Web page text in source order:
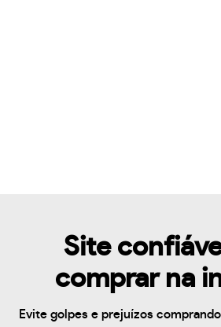
Site
comprar na
Evite golpes e prejuízos